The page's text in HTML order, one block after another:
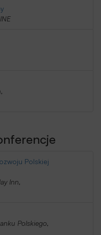
Polskiej
Inn,
Polskiego,